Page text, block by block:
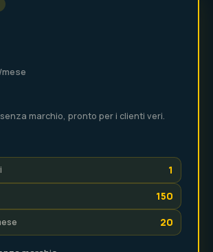
/mese
marchio, pronto per i clienti veri.
1
150
20